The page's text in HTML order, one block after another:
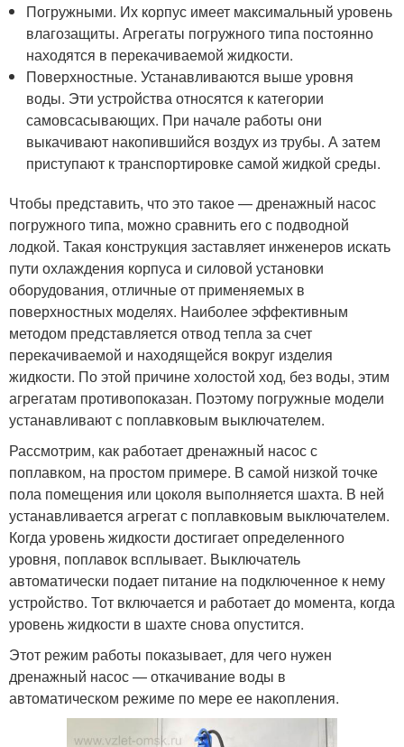
Погружными. Их корпус имеет максимальный уровень
влагозащиты. Агрегаты погружного типа постоянно
находятся в перекачиваемой жидкости.
Поверхностные. Устанавливаются выше уровня
воды. Эти устройства относятся к категории
самовсасывающих. При начале работы они
выкачивают накопившийся воздух из трубы. А затем
приступают к транспортировке самой жидкой среды.
Чтобы представить, что это такое — дренажный насос
погружного типа, можно сравнить его с подводной
лодкой. Такая конструкция заставляет инженеров искать
пути охлаждения корпуса и силовой установки
оборудования, отличные от применяемых в
поверхностных моделях. Наиболее эффективным
методом представляется отвод тепла за счет
перекачиваемой и находящейся вокруг изделия
жидкости. По этой причине холостой ход, без воды, этим
агрегатам противопоказан. Поэтому погружные модели
устанавливают с поплавковым выключателем.
Рассмотрим, как работает дренажный насос с
поплавком, на простом примере. В самой низкой точке
пола помещения или цоколя выполняется шахта. В ней
устанавливается агрегат с поплавковым выключателем.
Когда уровень жидкости достигает определенного
уровня, поплавок всплывает. Выключатель
автоматически подает питание на подключенное к нему
устройство. Тот включается и работает до момента, когда
уровень жидкости в шахте снова опустится.
Этот режим работы показывает, для чего нужен
дренажный насос — откачивание воды в
автоматическом режиме по мере ее накопления.